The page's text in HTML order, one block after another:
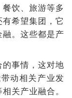
饮、旅游等多
希望集团，它
。这些都是产
事情，这对地
动相关产业发
关产业融合。